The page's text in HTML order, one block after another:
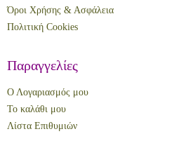
Όροι Χρήσης & Ασφάλεια
Πολιτική Cookies
Παραγγελίες
Ο Λογαριασμός μου
Το καλάθι μου
Λίστα Επιθυμιών